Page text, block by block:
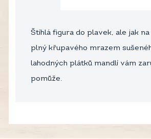
Štíhlá figura do plavek, ale jak
plný křupavého mrazem
lahodných plátků mandlí vám
pomůže.